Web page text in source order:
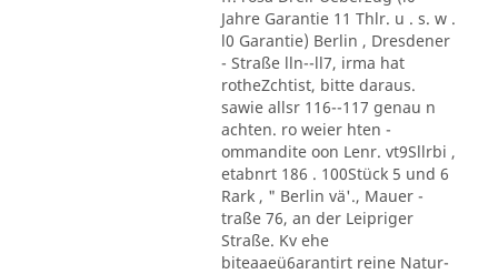
Jahre Garantie 11 Thlr. u . s. w .
l0 Garantie) Berlin , Dresdener
- Straße lln--ll7, irma hat
rotheZchtist, bitte daraus.
sawie allsr 116--117 genau n
achten. ro weier hten -
ommandite oon Lenr. vt9Sllrbi ,
etabnrt 186 . 100Stück 5 und 6
Rark , " Berlin vä'., Mauer -
traße 76, an der Leipriger
Straße. Kv ehe
biteaaeü6arantirt reine Natur-